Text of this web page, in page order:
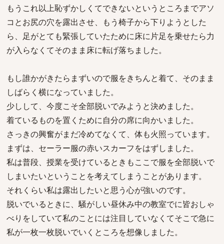
もうこれ以上恥ずかしくてできないというところまでアソ
コとお尻の穴を露出させ、もう椅子から下りようとした
ら、足がとても緊張していたために床に片足を乗せたら力
が入らなくてそのまま床に転げ落ちました。
もし誰かがきたらまずいので服をきちんと着て、そのまま
しばらく横になっていました。
少しして、今度こそ全部脱いでみようと決めました。
着ているものを置くために自分の席に向かいました。
さっきの興奮がまだ冷めてなくて、体も火照っています。
まずは、セーラー服の赤いスカーフをはずしました。
私は普段、授業を受けているときもここで服を全部脱いで
しまいたいということを考えてしまうことがあります。
それくらい私は露出したいと思う心が強いのです。
脱いでいるときに、騒がしい昼休み中の教室でに皆おしゃ
べりをしていて私のことには注目していなくてそこで急に
私が一枚一枚脱いでいくところを想像しました。